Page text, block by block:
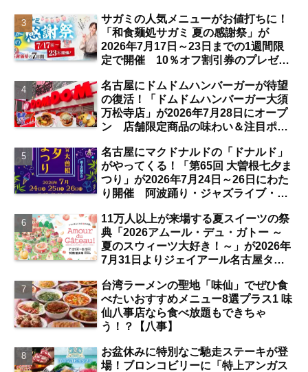
サガミの人気メニューがお値打ちに！
「和食麺処サガミ 夏の感謝祭」が
2026年7月17日～23日までの1週間限
定で開催 10％オフ割引券のプレゼン
名古屋にドムドムハンバーガーが待望
の復活！「ドムドムハンバーガー大須
万松寺店」が2026年7月28日にオープ
ン 店舗限定商品の味わい＆注目ポイ
津／独自取材】
名古屋にマクドナルドの「ドナルド」
がやってくる！「第65回 大曽根七夕ま
つり」が2026年7月24日～26日にわた
り開催 阿波踊り・ジャズライブ・道
夏祭りの見どころは？【まとめ／大曽
根】
11万人以上が来場する夏スイーツの祭
典「2026アムール・デュ・ガトー ～
夏のスウィーツ大好き！～」が2026年
7月31日よりジェイアール名古屋タカ
【名古屋駅】
台湾ラーメンの聖地「味仙」でぜひ食
べたいおすすめメニュー8選プラス1 味
仙八事店なら食べ放題もできちゃ
う！？【八事】
お盆休みに特別なご馳走ステーキが登
場！ブロンコビリーに「特上アンガス